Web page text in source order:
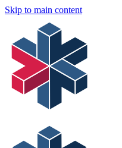
Skip to main content